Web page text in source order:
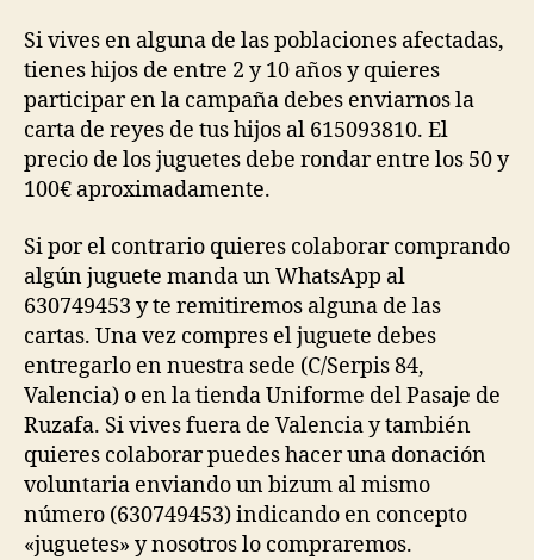
Si vives en alguna de las poblaciones afectadas,
tienes hijos de entre 2 y 10 años y quieres
participar en la campaña debes enviarnos la
carta de reyes de tus hijos al 615093810. El
precio de los juguetes debe rondar entre los 50 y
100€ aproximadamente.
Si por el contrario quieres colaborar comprando
algún juguete manda un WhatsApp al
630749453 y te remitiremos alguna de las
cartas. Una vez compres el juguete debes
entregarlo en nuestra sede (C/Serpis 84,
Valencia) o en la tienda Uniforme del Pasaje de
Ruzafa. Si vives fuera de Valencia y también
quieres colaborar puedes hacer una donación
voluntaria enviando un bizum al mismo
número (630749453) indicando en concepto
«juguetes» y nosotros lo compraremos.